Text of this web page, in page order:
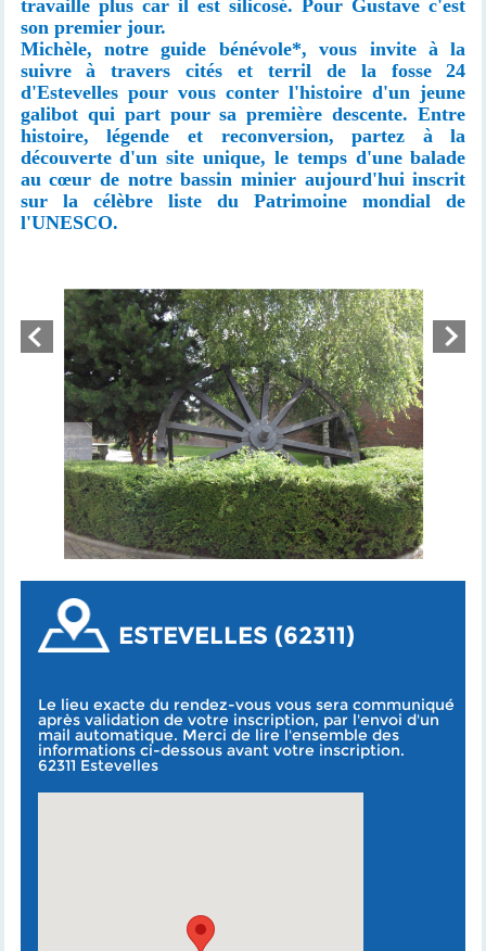
travaille plus car il est silicosé. Pour Gustave c'est
son premier jour.
Michèle, notre guide bénévole*, vous invite à la
suivre à travers cités et terril de la fosse 24
d'Estevelles pour vous conter l'histoire d'un jeune
galibot qui part pour sa première descente. Entre
histoire, légende et reconversion, partez à la
découverte d'un site unique, le temps d'une balade
au cœur de notre bassin minier aujourd'hui inscrit
sur la célèbre liste du Patrimoine mondial de
l'UNESCO.
ESTEVELLES (62311)
Le lieu exacte du rendez-vous vous sera communiqué
après validation de votre inscription, par l'envoi d'un
mail automatique. Merci de lire l'ensemble des
informations ci-dessous avant votre inscription.
62311 Estevelles